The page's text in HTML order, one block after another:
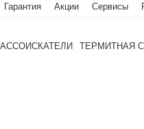
Гарантия Акции Сервисы
ТЕРМИТНАЯ